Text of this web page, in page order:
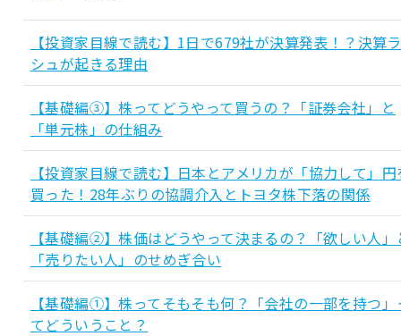
【投資家目線で読む】1日で679社が決算発表！？決算
シュが起きる理由
【基礎編③】株ってどうやって買うの？「証券会社」と
「単元株」の仕組み
【投資家目線で読む】日本とアメリカが「協力して」円
買った！28年ぶりの協調介入とトヨタ株下落の関係
【基礎編②】株価はどうやって決まるの？「欲しい人」
「売りたい人」のせめぎ合い
【基礎編①】株ってそもそも何？「会社の一部を持つ」
てどういうこと？